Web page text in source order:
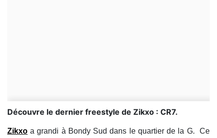
Découvre le dernier freestyle de Zikxo : CR7.
Zikxo a grandi à Bondy Sud dans le quartier de la G. Ce